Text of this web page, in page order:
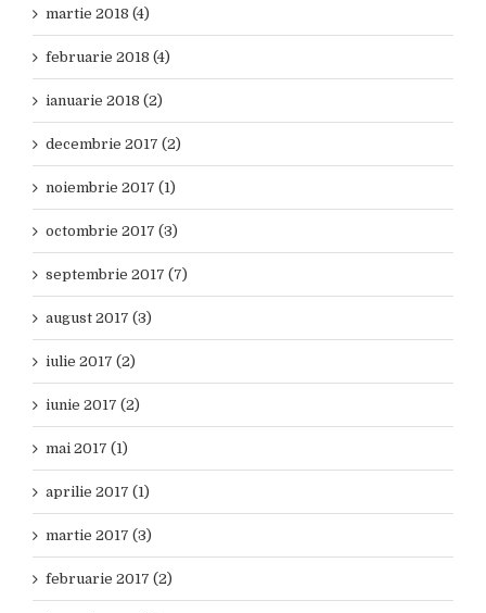
martie 2018 (4)
februarie 2018 (4)
ianuarie 2018 (2)
decembrie 2017 (2)
noiembrie 2017 (1)
octombrie 2017 (3)
septembrie 2017 (7)
august 2017 (3)
iulie 2017 (2)
iunie 2017 (2)
mai 2017 (1)
aprilie 2017 (1)
martie 2017 (3)
februarie 2017 (2)